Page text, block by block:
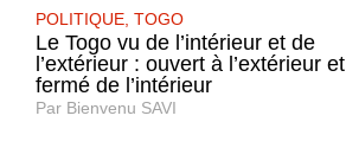
POLITIQUE TOGO
Le Togo vu de l’intérieur et de
l’extérieur : ouvert à l’extérieur et
fermé de l’intérieur
Par Bienvenu SAVI